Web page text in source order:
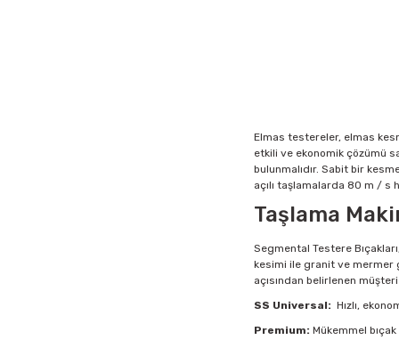
Elmas testereler, elmas
etkili ve ekonomik çözümü
bulunmalıdır. Sabit bir
açılı taşlamalarda 80 m / s
Taşlama
Segmental Testere
kesimi ile granit ve mermer
açısından belirlenen
SS Universal: Hızlı,
Premium: Mükemmel